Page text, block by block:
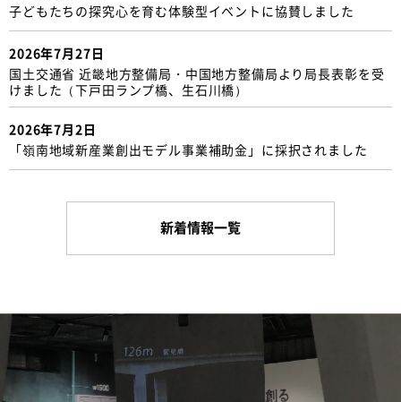
子どもたちの探究心を育む体験型イベントに協賛しました
2026年7月27日
国土交通省 近畿地方整備局・中国地方整備局より局長表彰を受
けました（下戸田ランプ橋、生石川橋）
2026年7月2日
「嶺南地域新産業創出モデル事業補助金」に採択されました
新着情報一覧